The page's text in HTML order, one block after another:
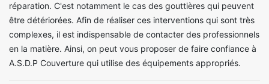
réparation. C'est notamment le cas des gouttières qui peuvent
être détériorées. Afin de réaliser ces interventions qui sont très
complexes, il est indispensable de contacter des professionnels
en la matière. Ainsi, on peut vous proposer de faire confiance à
A.S.D.P Couverture qui utilise des équipements appropriés.